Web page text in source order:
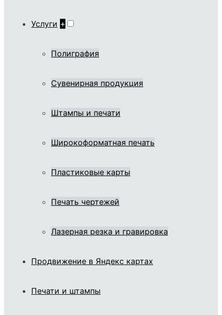
Услуги +
Полиграфия
Сувенирная продукция
Штампы и печати
Широкоформатная печать
Пластиковые карты
Печать чертежей
Лазерная резка и гравировка
Продвижение в Яндекс картах
Печати и штампы